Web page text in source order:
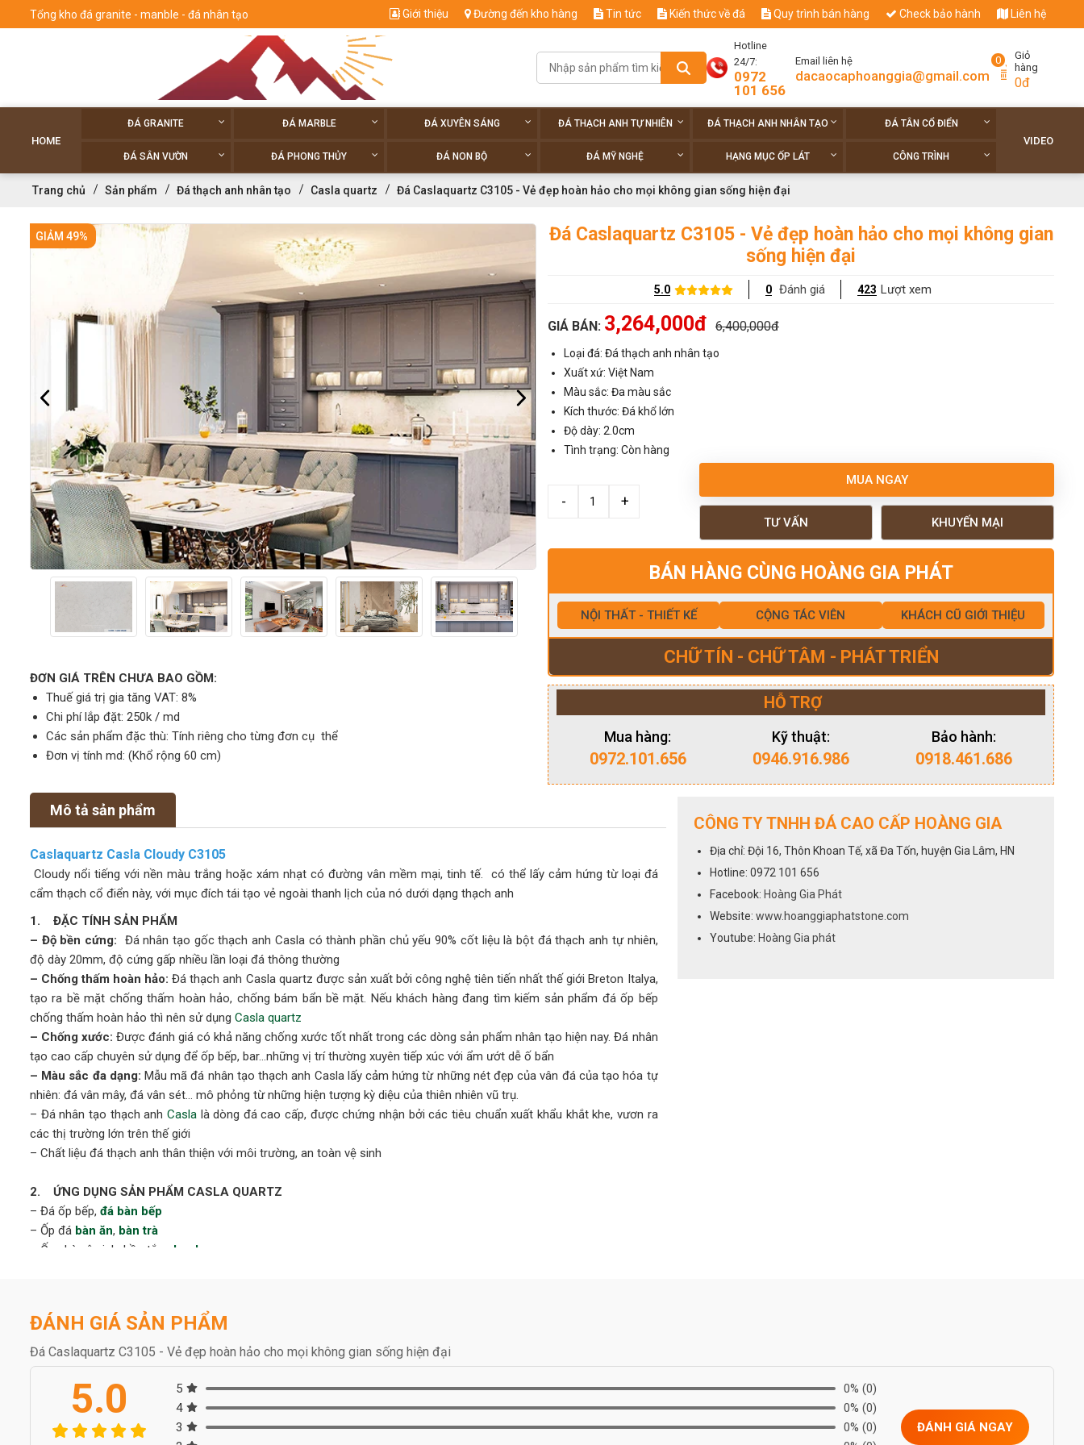
Tổng kho đá granite - manble - đá nhân tạo Giới thiệu Đường đến kho hàng Tin tức Kiến thức về đá Quy trình bán hàng Check bảo hành Liên hệ
Hotline
24/7:
0972
101 656
Email liên hệ
dacaocaphoanggia@gmail.com
0
Giỏ
hàng
0đ
HOME
ĐÁ GRANITE ĐÁ MARBLE ĐÁ XUYÊN SÁNG ĐÁ THẠCH ANH TỰ NHIÊN ĐÁ THẠCH ANH NHÂN TẠO ĐÁ TÂN CỔ ĐIỂN
ĐÁ SÂN VƯỜN ĐÁ PHONG THỦY ĐÁ NON BỘ ĐÁ MỸ NGHỆ HẠNG MỤC ỐP LÁT CÔNG TRÌNH
VIDEO
Trang chủ Sản phẩm Đá thạch anh nhân tạo Casla quartz Đá Caslaquartz C3105 - Vẻ đẹp hoàn hảo cho mọi không gian sống hiện đại
GIẢM 49%
ĐƠN GIÁ TRÊN CHƯA BAO GỒM:
Thuế giá trị gia tăng VAT: 8%
Chi phí lắp đặt: 250k / md
Các sản phẩm đặc thù: Tính riêng cho từng đơn cụ thể
Đơn vị tính md: (Khổ rộng 60 cm)
Đá Caslaquartz C3105 - Vẻ đẹp hoàn hảo cho mọi không gian
sống hiện đại
5.0 0 Đánh giá 423 Lượt xem
GIÁ BÁN: 3,264,000đ 6,400,000đ
Loại đá: Đá thạch anh nhân tạo
Xuất xứ: Việt Nam
Màu sắc: Đa màu sắc
Kích thước: Đá khổ lớn
Độ dày: 2.0cm
Tình trạng: Còn hàng
MUA NGAY
TƯ VẤN KHUYẾN MẠI
BÁN HÀNG CÙNG HOÀNG GIA PHÁT
NỘI THẤT - THIẾT KẾ CỘNG TÁC VIÊN KHÁCH CŨ GIỚI THIỆU
CHỮ TÍN - CHỮ TÂM - PHÁT TRIỂN
HỖ TRỢ
Mua hàng:
0972.101.656
Kỹ thuật:
0946.916.986
Bảo hành:
0918.461.686
Mô tả sản phẩm
Caslaquartz Casla Cloudy C3105
Cloudy nổi tiếng với nền màu trắng hoặc xám nhạt có đường vân mềm mại, tinh tế. có thể lấy cảm hứng từ loại đá
cẩm thạch cổ điển này, với mục đích tái tạo vẻ ngoài thanh lịch của nó dưới dạng thạch anh
1. ĐẶC TÍNH SẢN PHẨM
– Độ bền cứng: Đá nhân tạo gốc thạch anh Casla có thành phần chủ yếu 90% cốt liệu là bột đá thạch anh tự nhiên,
độ dày 20mm, độ cứng gấp nhiều lần loại đá thông thường
– Chống thấm hoàn hảo: Đá thạch anh Casla quartz được sản xuất bởi công nghệ tiên tiến nhất thế giới Breton Italya,
tạo ra bề mặt chống thấm hoàn hảo, chống bám bẩn bề mặt. Nếu khách hàng đang tìm kiếm sản phẩm đá ốp bếp
chống thấm hoàn hảo thì nên sử dụng Casla quartz
– Chống xước: Được đánh giá có khả năng chống xước tốt nhất trong các dòng sản phẩm nhân tạo hiện nay. Đá nhân
tạo cao cấp chuyên sử dụng để ốp bếp, bar…những vị trí thường xuyên tiếp xúc với ẩm ướt dễ ố bẩn
– Màu sắc đa dạng: Mẫu mã đá nhân tạo thạch anh Casla lấy cảm hứng từ những nét đẹp của vân đá của tạo hóa tự
nhiên: đá vân mây, đá vân sét… mô phỏng từ những hiện tượng kỳ diệu của thiên nhiên vũ trụ.
– Đá nhân tạo thạch anh Casla là dòng đá cao cấp, được chứng nhận bởi các tiêu chuẩn xuất khẩu khắt khe, vươn ra
các thị trường lớn trên thế giới
– Chất liệu đá thạch anh thân thiện với môi trường, an toàn vệ sinh
2. ỨNG DỤNG SẢN PHẨM CASLA QUARTZ
– Đá ốp bếp, đá bàn bếp
– Ốp đá bàn ăn, bàn trà
– Ốp nhà vệ sinh, bồn tắm, lavabo
• Khổ kích thước tấm đá:
• Kích thước khổ lớn (jumbo size) 3300x1650mm
• Độ dầy tiêu chuẩn: 20mm hoặc 30mm
• Các loại bề mặt sản phẩm đá:
• Bề mặt mài bóng (Polished)
• Bề mặt mài mờ (Honed)
Một số lưu ý khi sử dụng đá Casla đạt hiệu quả tốt nhất
CÔNG TY TNHH ĐÁ CAO CẤP HOÀNG GIA
Địa chỉ: Đội 16, Thôn Khoan Tế, xã Đa Tốn, huyện Gia Lâm, HN
Hotline: 0972 101 656
Facebook: Hoàng Gia Phát
Website: www.hoanggiaphatstone.com
Youtube: Hoàng Gia phát
ĐÁNH GIÁ SẢN PHẨM
Đá Caslaquartz C3105 - Vẻ đẹp hoàn hảo cho mọi không gian sống hiện đại
5.0 5 0% (0)
4
0% (0)
3
0% (0)
ĐÁNH GIÁ NGAY